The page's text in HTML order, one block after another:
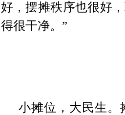
好，摆摊秩序也很好
得很干净。”
小摊位，大民生。